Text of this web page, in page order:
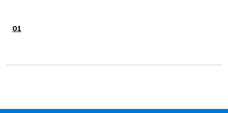
01